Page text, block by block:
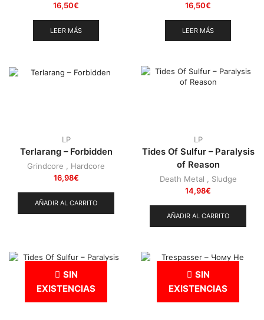
16,50€
LEER MÁS
16,50€
LEER MÁS
LP
Terlarang – Forbidden
Grindcore , Hardcore
16,98€
AÑADIR AL CARRITO
LP
Tides Of Sulfur – Paralysis
of Reason
Death Metal , Sludge
14,98€
AÑADIR AL CARRITO
SIN
EXISTENCIAS
SIN
EXISTENCIAS